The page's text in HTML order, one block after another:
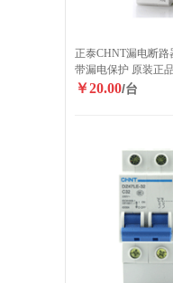
正泰CHNT漏电断路
带漏电保护 原装正品
￥20.00/台